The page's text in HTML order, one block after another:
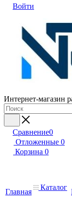
Войти
Интернет-магазин
Сравнение0
Отложенные 0
Корзина 0
Главная
Каталог